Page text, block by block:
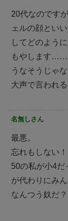
20代なのです
ェルの顔とい
してどのよう
もやします……
うなそうじゃ
大声で言われ
名無しさん
最悪。
忘れもしない！
50の私が小4
が代わりにみ
なんつう奴だ